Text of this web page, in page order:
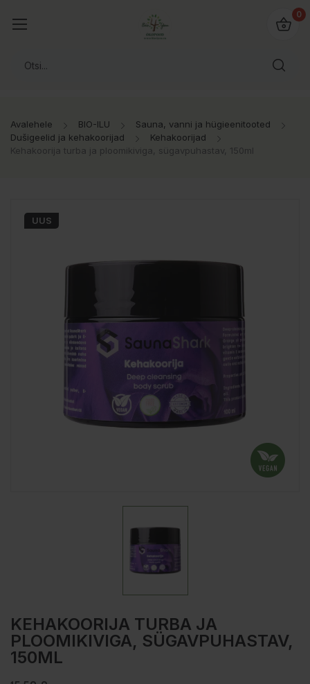
0
Avalehele BIO-ILU
Sauna, vanni ja hügieenitooted
Dušigeelid ja kehakoorijad
Kehakoorijad
Kehakoorija turba ja ploomikiviga, sügavpuhastav, 150ml
UUS
KEHAKOORIJA TURBA JA
PLOOMIKIVIGA, SÜGAVPUHASTAV,
150ML